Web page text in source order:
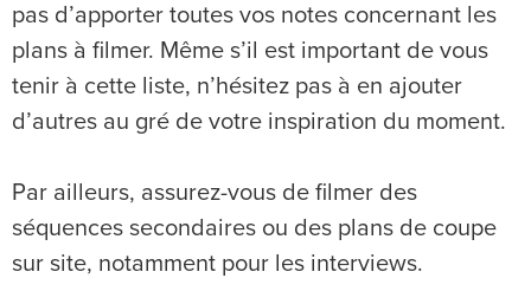
pas d’apporter toutes vos notes concernant les
plans à filmer. Même s’il est important de vous
tenir à cette liste, n’hésitez pas à en ajouter
d’autres au gré de votre inspiration du moment.
Par ailleurs, assurez-vous de filmer des
séquences secondaires ou des plans de coupe
sur site, notamment pour les interviews.